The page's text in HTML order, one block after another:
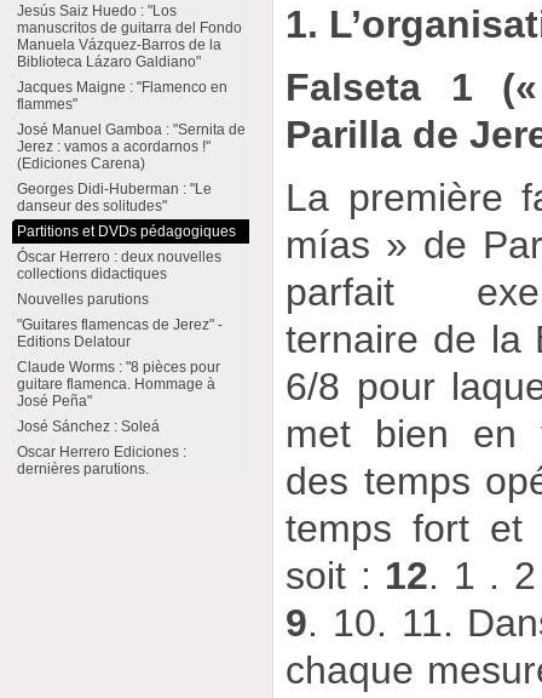
1.
Falseta 1
Parilla de
La première
mías » de
parfait
ternaire de la
6/8 pour
met bien en
des temps
temps fort et
soit : 12. 1 .
9. 10. 11.
chaque
Jesús Saiz Huedo : "Los
manuscritos de guitarra del Fondo
Manuela Vázquez-Barros de la
Biblioteca Lázaro Galdiano"
Jacques Maigne : "Flamenco en
flammes"
José Manuel Gamboa : "Sernita de
Jerez : vamos a acordarnos !"
(Ediciones Carena)
Georges Didi-Huberman : "Le
danseur des solitudes"
Partitions et DVDs pédagogiques
Óscar Herrero : deux nouvelles
collections didactiques
Nouvelles parutions
"Guitares flamencas de Jerez" -
Editions Delatour
Claude Worms : "8 pièces pour
guitare flamenca. Hommage à
José Peña"
José Sánchez : Soleá
Oscar Herrero Ediciones :
dernières parutions.